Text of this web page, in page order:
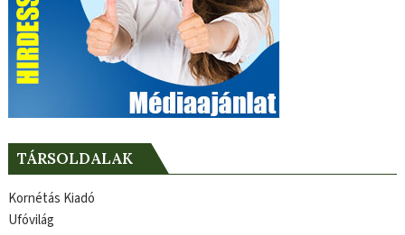
TÁRSOLDALAK
Kornétás Kiadó
Ufóvilág